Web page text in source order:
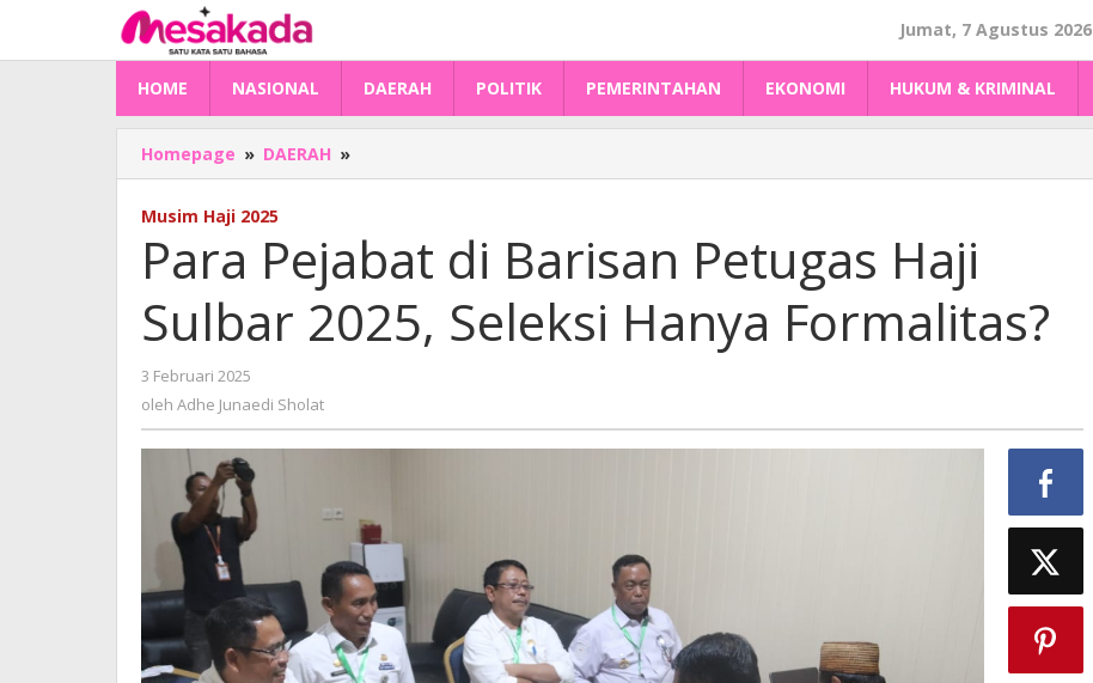
konten
Jumat, 7 Agustus 2026
HOME NASIONAL DAERAH POLITIK PEMERINTAHAN EKONOMI HUKUM & KRIMINAL
Homepage » DAERAH »
Pejabat
Petugas
Haji
Sulbar
2025,
Musim Haji 2025
Para Pejabat di Barisan Petugas Haji
Sulbar 2025, Seleksi Hanya Formalitas?
3 Februari 2025
Adhe
oleh Adhe Junaedi Sholat